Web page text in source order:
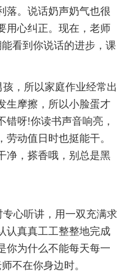
落。说话奶声奶气也很
用心纠正。现在，老师
看到你说话的进步，课
，所以家庭作业经常出
生摩擦，所以小脸蛋才
错呀!你读书声音响亮，
动值日时也挺能干。
净，搽香哦，别总是黑
心听讲，用一双充满求
认真真工工整整地完成
你为什么不能每天每一
不在你身边时。